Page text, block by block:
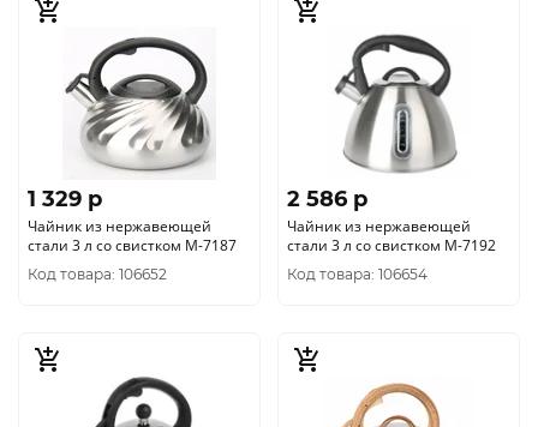
1 329 p
Чайник из нержавеющей
стали 3 л со свистком М-7187
Код товара: 106652
2 586 p
Чайник из нержавеющей
стали 3 л со свистком М-7192
Код товара: 106654